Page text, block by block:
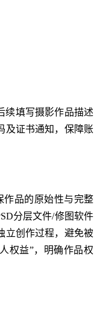
续填写摄影作品描述
及证书通知，保障账
作品的原始性与完整
分层文件/修图软件
立创作过程，避免被
权益”，明确作品权